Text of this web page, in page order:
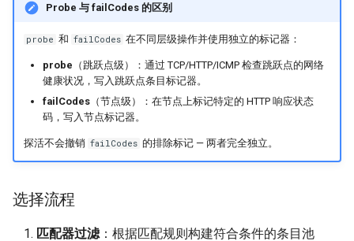
Probe 与 failCodes 的区别
probe 和 failCodes 在不同层级操作并使用独立的标记器：
probe （跳跃点级）：通过 TCP/HTTP/ICMP 检查跳跃点的网络
健康状况，写入跳跃点条目标记器。
failCodes（节点级）：在节点上标记特定的 HTTP 响应状态
码，写入节点标记器。
探活不会撤销 failCodes 的排除标记 — 两者完全独立。
选择流程
匹配器过滤 ：根据匹配规则构建符合条件的条目池